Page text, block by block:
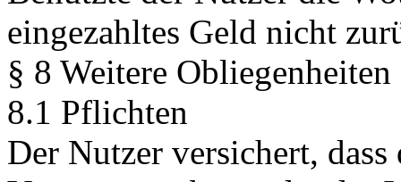
eingezahltes Geld nicht
§ 8 Weitere Obliegenheiten
8.1 Pflichten
Der Nutzer versichert,